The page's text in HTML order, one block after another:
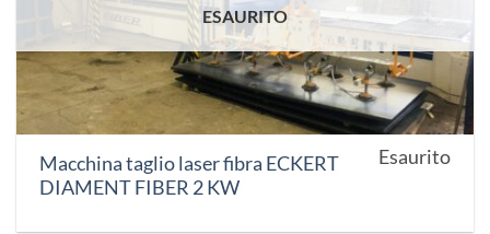
ESAURITO
Macchina taglio laser fibra ECKERT
DIAMENT FIBER 2 KW
Esaurito